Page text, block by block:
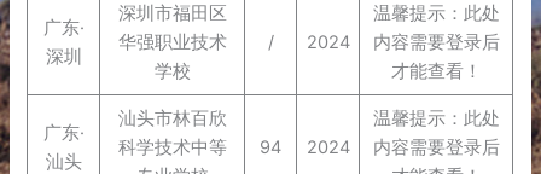
广东·
深圳
深圳市福田区
华强职业技术
学校
/ 2024
温馨提示：此处
内容需要登录后
才能查看！
广东·
汕头
汕头市林百欣
科学技术中等
94 2024
温馨提示：此处
内容需要登录后